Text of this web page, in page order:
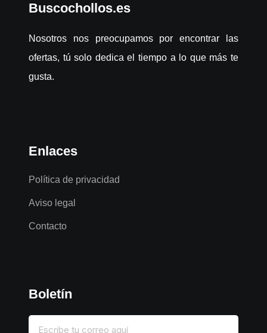
Buscochollos.es
Nosotros nos preocupamos por encontrar las
ofertas, tú solo dedica el tiempo a lo que más te
gusta.
Enlaces
Política de privacidad
Aviso legal
Contacto
Boletín